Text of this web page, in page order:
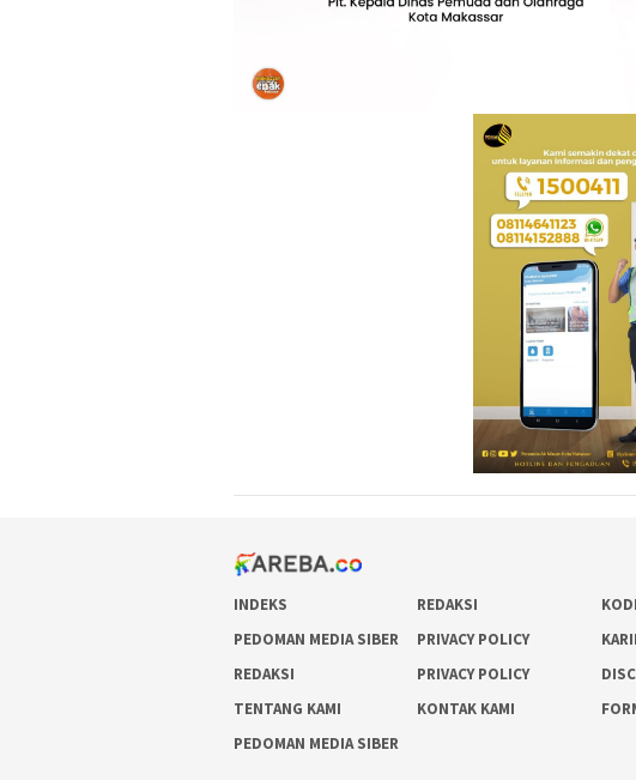
INDEKS REDAKSI
PEDOMAN MEDIA SIBER
PRIVACY POLICY
REDAKSI
PRIVACY POLICY
TENTANG KAMI
KONTAK KAMI
PEDOMAN MEDIA SIBER